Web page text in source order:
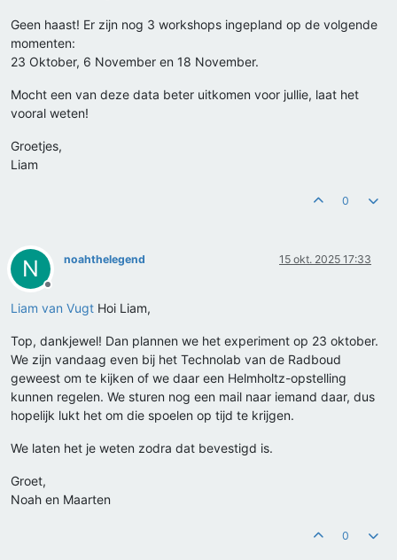
Geen haast! Er zijn nog 3 workshops ingepland op de volgende
momenten:
23 Oktober, 6 November en 18 November.
Mocht een van deze data beter uitkomen voor jullie, laat het
vooral weten!
Groetjes,
Liam
0
N
Offline
noahthelegend 15 okt. 2025 17:33
Liam van Vugt Hoi Liam,
Top, dankjewel! Dan plannen we het experiment op 23 oktober.
We zijn vandaag even bij het Technolab van de Radboud
geweest om te kijken of we daar een Helmholtz-opstelling
kunnen regelen. We sturen nog een mail naar iemand daar, dus
hopelijk lukt het om die spoelen op tijd te krijgen.
We laten het je weten zodra dat bevestigd is.
Groet,
Noah en Maarten
0